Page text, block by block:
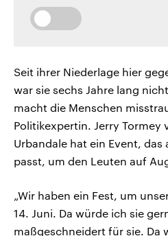
Seit ihrer Niederlage hier
war sie sechs Jahre lang
macht die Menschen
Politikexpertin. Jerry Tormey
Urbandale hat ein Event, das
passt, um den Leuten auf
„Wir haben ein Fest, um
14. Juni. Da würde ich sie
maßgeschneidert für sie. Da